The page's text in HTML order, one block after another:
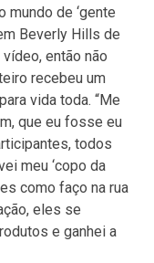
mundo de ‘gente
Beverly Hills de
então não
recebeu um
vida toda. “Me
que eu fosse eu
todos
meu ‘copo da
como faço na rua
eles se
e ganhei a